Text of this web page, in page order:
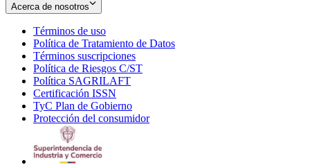
Acerca de nosotros
Términos de uso
in
new
window
Política de Tratamiento de Datos
Términos suscripciones
in
Política de Riesgos C/ST
Política SAGRILAFT
new
window
Certificación ISSN
in
new
TyC Plan de Gobierno
in
Protección del consumidorOpens